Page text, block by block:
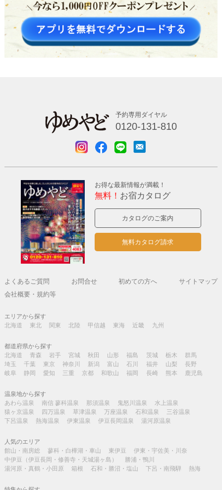
予約専用ダイヤル
0120-131-810
お得な最新情報が満載！
無料！ お宿カタログ
カタログのご案内
無料カタログ請求
よくあるご質問 お問合せ 初めての方へ
サイトマップ
会社概要・規約等
エリアから探す
北海道
東北 関東 北陸 甲信越 東海 近畿 九州
都道府県から探す
北海道
青森 岩手 宮城 秋田 山形 福島 茨城 栃木
群馬
埼玉
千葉 東京 神奈川 新潟 富山 石川 福井 山梨
長野
岐阜
静岡 愛知 三重 京都 和歌山 福岡 長崎 熊本 鹿児島
温泉地から探す
あわら温泉
南信 蓼科温泉 那須温泉 鬼怒川温泉
水上温泉
猿ヶ京温泉
四万温泉 草津温泉 万座温泉 石和温泉
三谷温泉
下呂温泉
熱海温泉 伊東温泉 伊豆長岡温泉 湯河原温泉
人気のエリア
館山・南房総
蓼科・白樺湖・車山 東伊豆
伊東・宇佐美・川奈
中伊豆（伊豆長岡・修善寺・天城湯ヶ島）
勝浦・鴨川
湯河原・真鶴・小田原
箱根 石和・勝沼・塩山 下呂・南飛騨 熱海